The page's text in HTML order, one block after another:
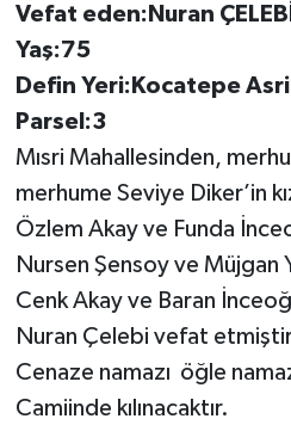
Vefat eden:Nuran ÇELEBİ
Yaş:75
Defin Yeri:Kocatepe
Parsel:3
Mısri Mahallesinden,
merhume Seviye Diker’in
Özlem Akay ve Funda
Nursen Şensoy ve Müjgan
Cenk Akay ve Baran
Nuran Çelebi vefat
Cenaze namazı öğle
Camiinde kılınacaktır.